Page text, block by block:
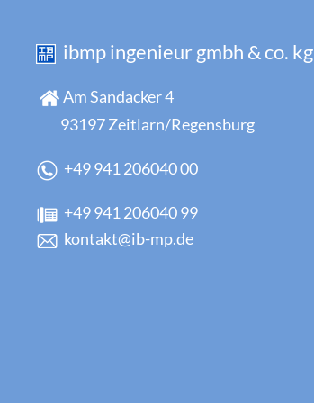
ibmp ingenieur gmbh & co. kg
Am Sandacker 4
93197 Zeitlarn/Regensburg
+49 941 206040 00
+49 941 206040 99
kontakt@ib-mp.de